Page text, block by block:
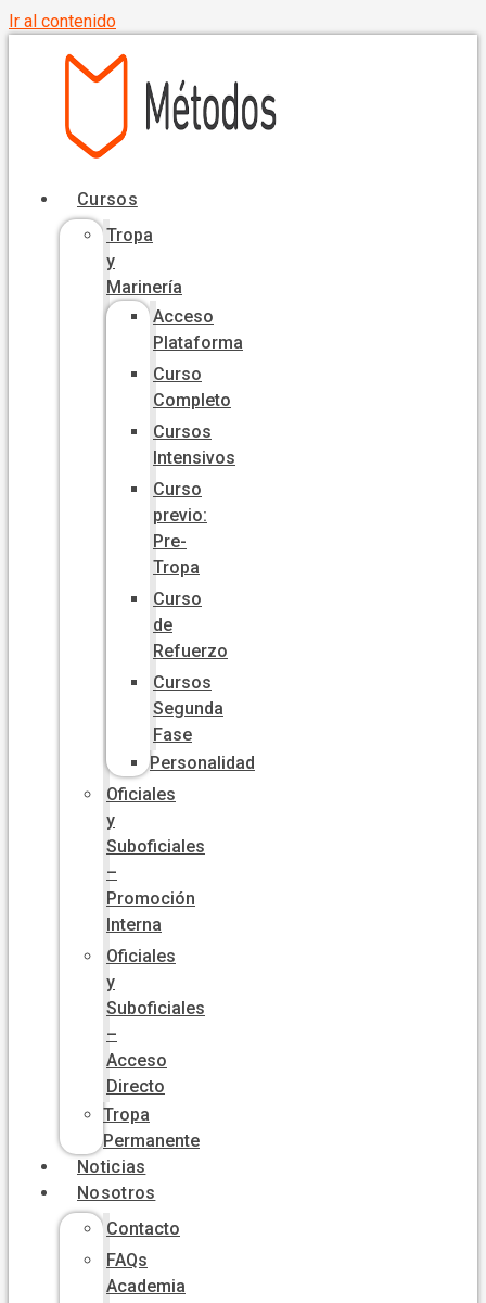
Ir al contenido
Cursos
Tropa
y
Marinería
Acceso
Plataforma
Curso
Completo
Cursos
Intensivos
Curso
previo:
Pre-
Tropa
Curso
de
Refuerzo
Cursos
Segunda
Fase
Personalidad
Oficiales
y
Suboficiales
–
Promoción
Interna
Oficiales
y
Suboficiales
–
Acceso
Directo
Tropa
Permanente
Noticias
Nosotros
Contacto
FAQs
Academia